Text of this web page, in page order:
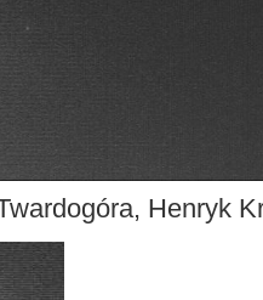
Henryk